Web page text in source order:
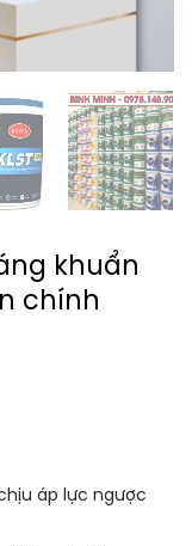
khuẩn
chính
áp lực ngược